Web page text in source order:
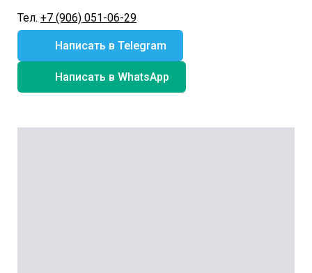
Тел. +7 (906) 051-06-29
Написать в Telegram
Написать в WhatsApp